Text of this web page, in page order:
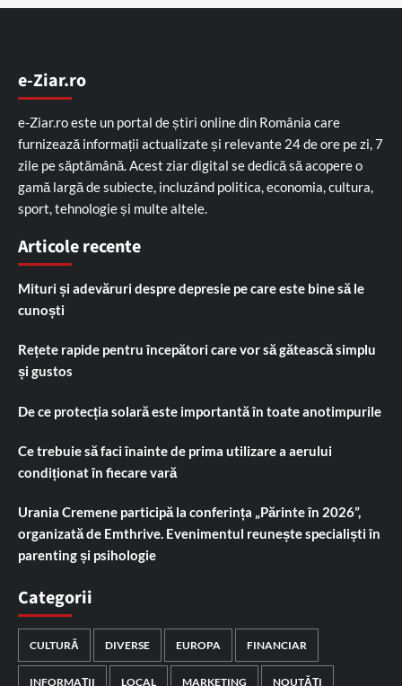
e-Ziar.ro
e-Ziar.ro este un portal de știri online din România care
furnizează informații actualizate și relevante 24 de ore pe zi, 7
zile pe săptămână. Acest ziar digital se dedică să acopere o
gamă largă de subiecte, incluzând politica, economia, cultura,
sport, tehnologie și multe altele.
Articole recente
Mituri și adevăruri despre depresie pe care este bine să le
cunoști
Rețete rapide pentru începători care vor să gătească simplu
și gustos
De ce protecția solară este importantă în toate anotimpurile
Ce trebuie să faci înainte de prima utilizare a aerului
condiționat în fiecare vară
Urania Cremene participă la conferința „Părinte în 2026”,
organizată de Emthrive. Evenimentul reunește specialiști în
parenting și psihologie
Categorii
CULTURĂ DIVERSE EUROPA FINANCIAR
INFORMAȚII LOCAL MARKETING NOUTĂȚI